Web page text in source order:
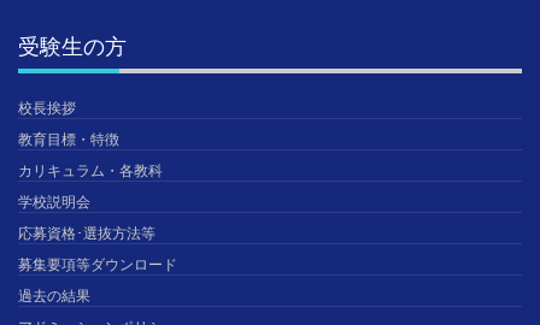
受験生の方
校長挨拶
教育目標・特徴
カリキュラム・各教科
学校説明会
応募資格･選抜方法等
募集要項等ダウンロード
過去の結果